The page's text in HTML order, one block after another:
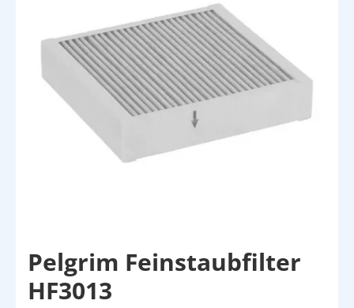
Pelgrim Feinstaubfilter
HF3013